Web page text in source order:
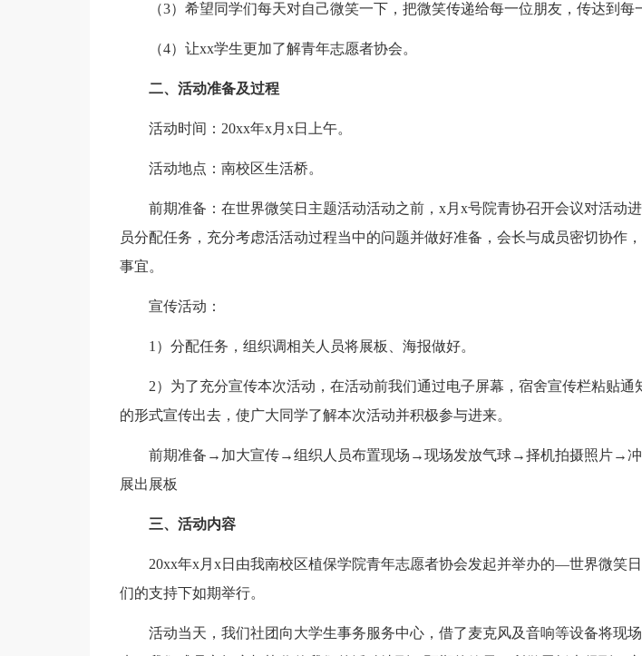
（3）希望同学们每天对自己微笑一下，把微笑传递给每一位朋友，传达到每
（4）让xx学生更加了解青年志愿者协会。
二、活动准备及过程
活动时间：20xx年x月x日上午。
活动地点：南校区生活桥。
前期准备：在世界微笑日主题活动活动之前，x月x号院青协召开会议对活动
员分配任务，充分考虑活活动过程当中的问题并做好准备，会长与成员密切协作
事宜。
宣传活动：
1）分配任务，组织调相关人员将展板、海报做好。
2）为了充分宣传本次活动，在活动前我们通过电子屏幕，宿舍宣传栏粘贴通
的形式宣传出去，使广大同学了解本次活动并积极参与进来。
前期准备→加大宣传→组织人员布置现场→现场发放气球→择机拍摄照片→
展出展板
三、活动内容
20xx年x月x日由我南校区植保学院青年志愿者协会发起并举办的—世界微笑
们的支持下如期举行。
活动当天，我们社团向大学生事务服务中心，借了麦克风及音响等设备将现